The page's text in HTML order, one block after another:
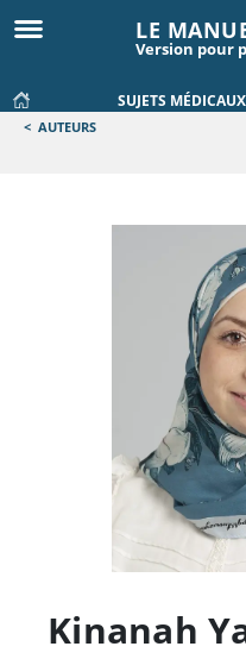
LE
Version pour
SUJETS MÉDICAUX
< AUTEURS
Kinanah